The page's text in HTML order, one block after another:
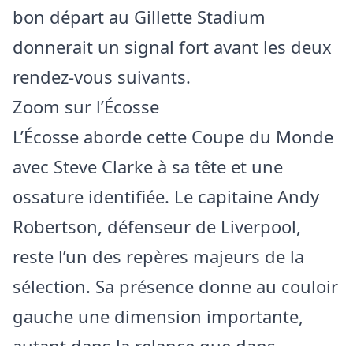
bon départ au Gillette Stadium
donnerait un signal fort avant les deux
rendez-vous suivants.
Zoom sur l’Écosse
L’Écosse aborde cette Coupe du Monde
avec Steve Clarke à sa tête et une
ossature identifiée. Le capitaine Andy
Robertson, défenseur de Liverpool,
reste l’un des repères majeurs de la
sélection. Sa présence donne au couloir
gauche une dimension importante,